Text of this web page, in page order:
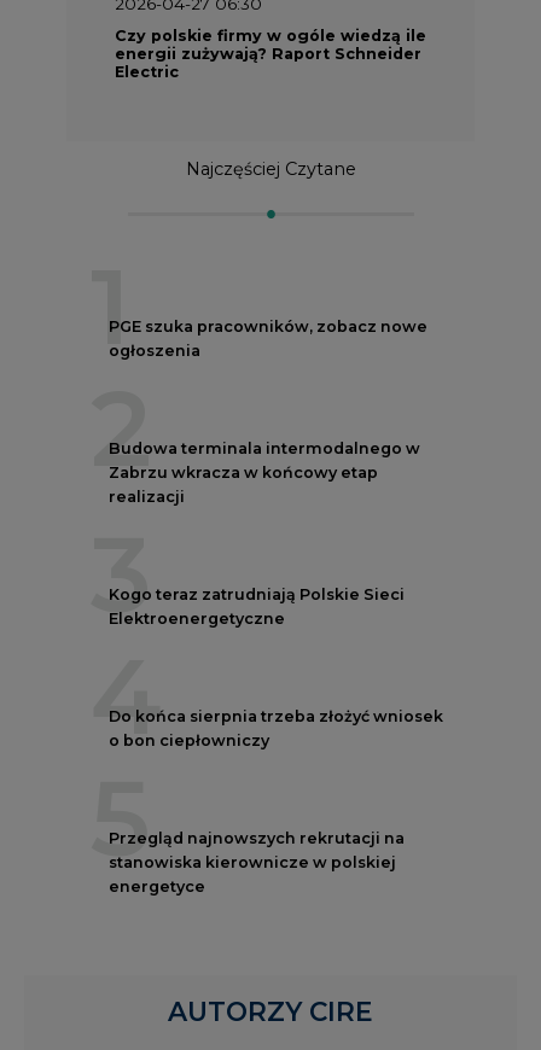
Czy polskie firmy w ogóle wiedzą ile
energii zużywają? Raport Schneider
Electric
Najczęściej Czytane
1
PGE szuka pracowników, zobacz nowe
ogłoszenia
2
Budowa terminala intermodalnego w
Zabrzu wkracza w końcowy etap
realizacji
3
Kogo teraz zatrudniają Polskie Sieci
Elektroenergetyczne
4
Do końca sierpnia trzeba złożyć wniosek
o bon ciepłowniczy
5
Przegląd najnowszych rekrutacji na
stanowiska kierownicze w polskiej
energetyce
AUTORZY CIRE